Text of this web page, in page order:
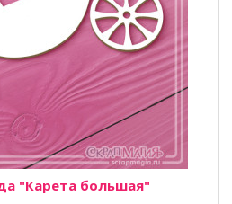
"Карета большая"